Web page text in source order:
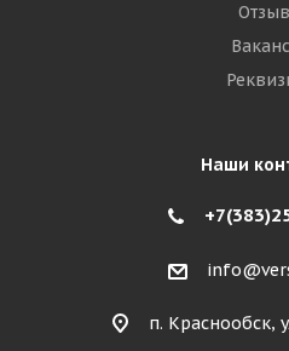
Наши
п. Краснообск,